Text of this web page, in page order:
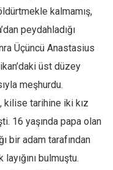
kalmamış,
peydahladığı
Üçüncü Anastasius
üst düzey
meşhurdu.
kilise tarihine iki kız
16 yaşında papa olan
bir adam tarafından
bulmuştu.